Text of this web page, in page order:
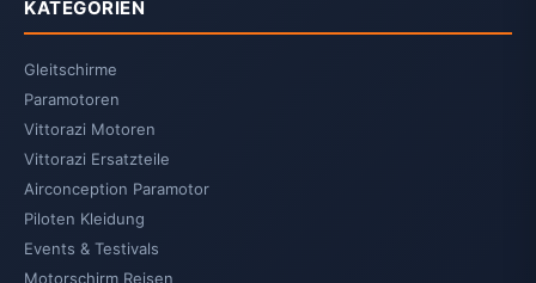
KATEGORIEN
Gleitschirme
Paramotoren
Vittorazi Motoren
Vittorazi Ersatzteile
Airconception Paramotor
Piloten Kleidung
Events & Testivals
Motorschirm Reisen